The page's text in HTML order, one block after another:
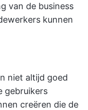
van de business
kunnen
niet altijd goed
gebruikers
creëren die de